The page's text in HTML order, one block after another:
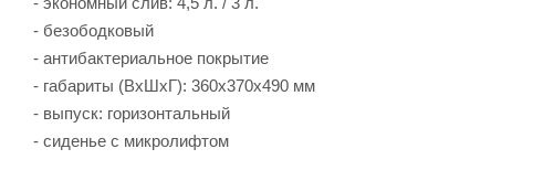
- безободковый
- антибактериальное покрытие
- габариты (ВхШхГ): 360х370х490 мм
- выпуск: горизонтальный
- сиденье с микролифтом